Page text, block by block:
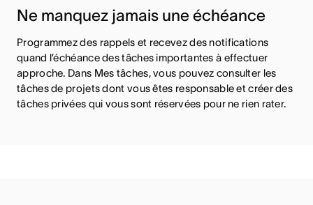
Ne manquez jamais une échéance
Programmez des rappels et recevez des notifications
quand l’échéance des tâches importantes à effectuer
approche. Dans Mes tâches, vous pouvez consulter les
tâches de projets dont vous êtes responsable et créer des
tâches privées qui vous sont réservées pour ne rien rater.